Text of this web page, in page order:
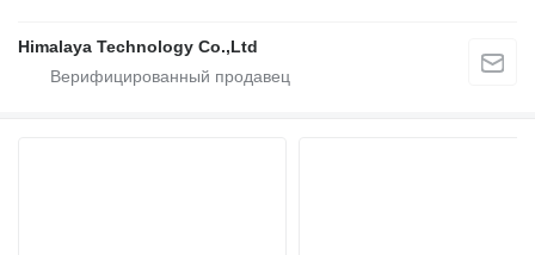
Himalaya Technology Co.,Ltd